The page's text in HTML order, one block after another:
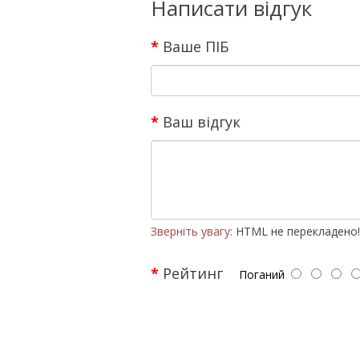
Написати відгук
Ваше ПІБ
Ваш відгук
Зверніть увагу: HTML не перекладено!
Рейтинг Поганий